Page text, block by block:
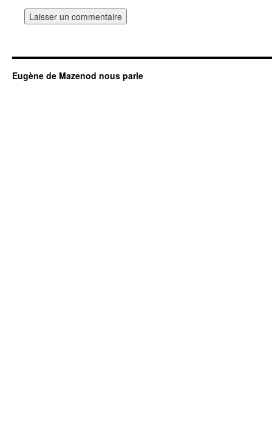
Eugène de Mazenod nous parle